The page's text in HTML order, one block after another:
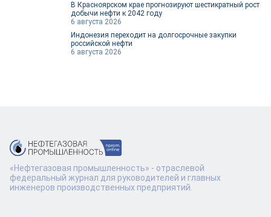
В Красноярском крае прогнозируют шестикратный рост
добычи нефти к 2042 году
6 августа 2026
Индонезия переходит на долгосрочные закупки
российской нефти
6 августа 2026
«Нефтегазовая промышленность» - отраслевой
федеральный журнал для руководителей и главных
инженеров производственных предприятий.